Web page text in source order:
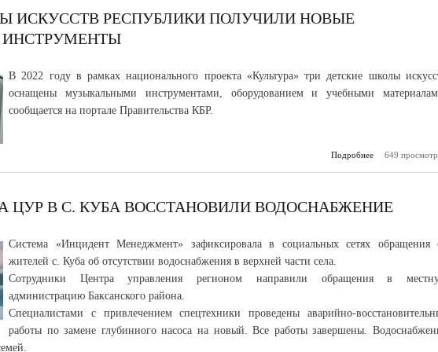
ИСКУССТВ РЕСПУБЛИКИ ПОЛУЧИЛИ НОВЫЕ
В 2022 году в рамках национального проекта «Культура» три детские школы
оснащены музыкальными инструментами, оборудованием и учебными
сообщается на портале Правительства КБР.
Подробнее
о
649
ЦУР В С. КУБА ВОССТАНОВИЛИ ВОДОСНАБЖЕНИЕ
Система «Инцидент Менеджмент» зафиксировала в социальных сетях обращения
жителей с. Куба об отсутствии водоснабжения в верхней части села.
Сотрудники Центра управления регионом направили обращения в
администрацию Баксанского района.
Специалистами с привлечением спецтехники проведены аварийно-
работы по замене глубинного насоса на новый. Все работы завершены.